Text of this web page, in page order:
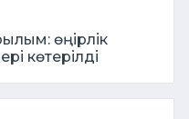
өңірлік
көтерілді